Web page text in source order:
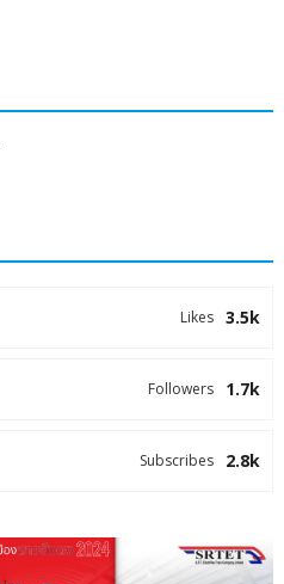
3.5k
Likes
1.7k
Followers
2.8k
Subscribes